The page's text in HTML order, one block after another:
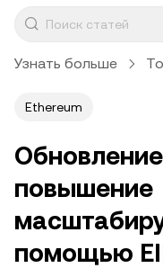
Узнать больше
Ethereum
повышение
помощью